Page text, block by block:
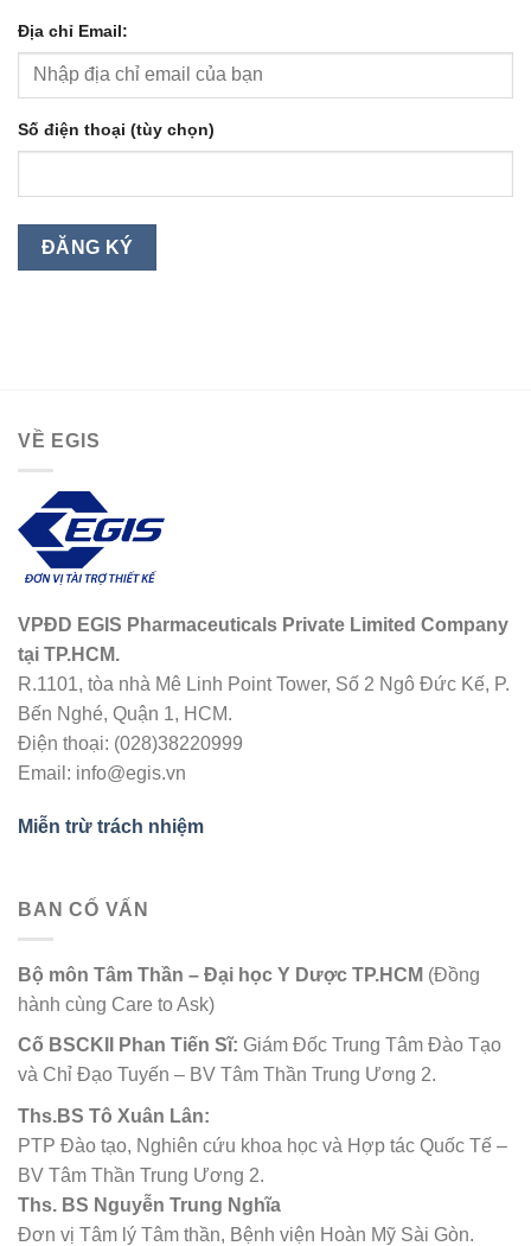
Địa chỉ Email:
Số điện thoại (tùy chọn)
VỀ EGIS
VPĐD EGIS Pharmaceuticals Private Limited Company
tại TP.HCM.
R.1101, tòa nhà Mê Linh Point Tower, Số 2 Ngô Đức Kế, P.
Bến Nghé, Quận 1, HCM.
Điện thoại: (028)38220999
Email: info@egis.vn
Miễn trừ trách nhiệm
BAN CỐ VẤN
Bộ môn Tâm Thần – Đại học Y Dược TP.HCM (Đồng
hành cùng Care to Ask)
Cố BSCKII Phan Tiến Sĩ: Giám Đốc Trung Tâm Đào Tạo
và Chỉ Đạo Tuyến – BV Tâm Thần Trung Ương 2.
Ths.BS Tô Xuân Lân:
PTP Đào tạo, Nghiên cứu khoa học và Hợp tác Quốc Tế –
BV Tâm Thần Trung Ương 2.
Ths. BS Nguyễn Trung Nghĩa
Đơn vị Tâm lý Tâm thần, Bệnh viện Hoàn Mỹ Sài Gòn.